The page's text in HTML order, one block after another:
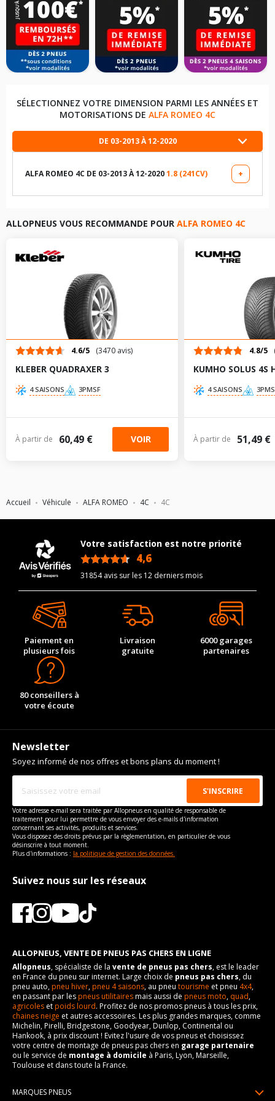
Accueil Véhicule ALFA ROMEO 4C 4C
SÉLECTIONNEZ VOTRE DIMENSION PARMI LES ANNÉES ET
MOTORISATIONS DE ALFA ROMEO 4C
DE 03-2013 À 12-2020
ALFA ROMEO 4C DE 03-2013 À 12-20201.8 (241CV)
+
235/35R19 91 Y
TABLEAU DE PRESSION DE PNEUS ALFA ROMEO 4C DE 03-
2013 À 12-2020 1.8 (241CV)
Dimension
pneu
Pression
AV
AV
chargé
AR
chargé
205/45R17 88
1.8 -
235/40R18 95
2
235/35R19 91
2013 À 12-2020 1.8 (241CV)
Marque du véhicule
ALFA ROMEO
Nom du modele
4C
Motorisation
1.8
Année de début de
modèle
2013-03-01
Année de fin de modèle
2020-12-01
Energie
Année de début de
motorisation
Année de fin de
Code motorisation
Numéro de moteur
59048
Puissance en Kw max
177
Type
Propulsion
Numéro d'identification
960
VISSERIE ALFA ROMEO 4C DE 03-2013 À 12-2020 1.8
Type de boulon
Longueur du boulon
27
Force de rotation du
boulon
95
Pour la visserie, afin de garantir une parfaite compatibilité, nous
vous conseillons de contacter directement le constructeur.
ALLOPNEUS VOUS RECOMMANDE POUR ALFA ROMEO 4C
4.6/5 (3470 avis)
KLEBER QUADRAXER 3
4 SAISONS 3PMSF
À partir de 60,49 € VOIR
4.8/5
KUMHO SOLUS 4S
4 SAISONS
À partir de 51,49 €
Votre satisfaction est notre priorité
4,6
31854 avis sur les 12 derniers mois
Paiement en
plusieurs fois
Livraison
gratuite
6000 garages
partenaires
80 conseillers à
votre écoute
Newsletter
Soyez informé de nos offres et bons plans du moment !
Votre adresse e-mail sera traitée par Allopneus en qualité de responsable de
traitement pour lui permettre de vous envoyer des e-mails d'information
concernant ses activités, produits et services.
Vous disposez des droits prévus par la règlementation, en particulier de vous
désinscrire à tout moment.
Plus d'informations : la politique de gestion des données.
Suivez nous sur les réseaux
ALLOPNEUS, VENTE DE PNEUS PAS CHERS EN LIGNE
Allopneus, spécialiste de la vente de pneus pas chers, est le leader
en France du pneu sur internet. Large choix de pneus pas chers, du
pneu auto,pneu hiver,pneu 4 saisons, au pneu tourisme et pneu 4x4,
en passant par lespneus utilitairesmais aussi de pneus moto, quad,
agricoles etpoids lourd. Profitez de nos promos pneus à tous les prix,
chaines neige et autres accessoires. Les plus grandes marques, comme
Michelin, Pirelli, Bridgestone, Goodyear, Dunlop, Continental ou
Hankook, à prix discount ! Evitez l'usure de vos pneus et choisissez
votre centre de montage de pneus pas chers en garage partenaire
ou le service de montage à domicile à Paris, Lyon, Marseille,
Toulouse et dans toute la France.
MARQUES PNEUS